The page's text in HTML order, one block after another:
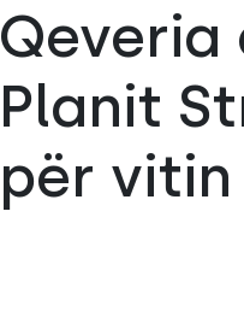
Qeveria
Planit
për vitin